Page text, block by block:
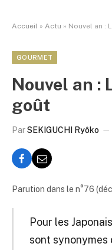
Accueil » Actu » Nouvel an :
GOURMET
Nouvel an :
goût
ParSEKIGUCHI Ryôko
Parution dans le n°76
Pour les
sont synonymes